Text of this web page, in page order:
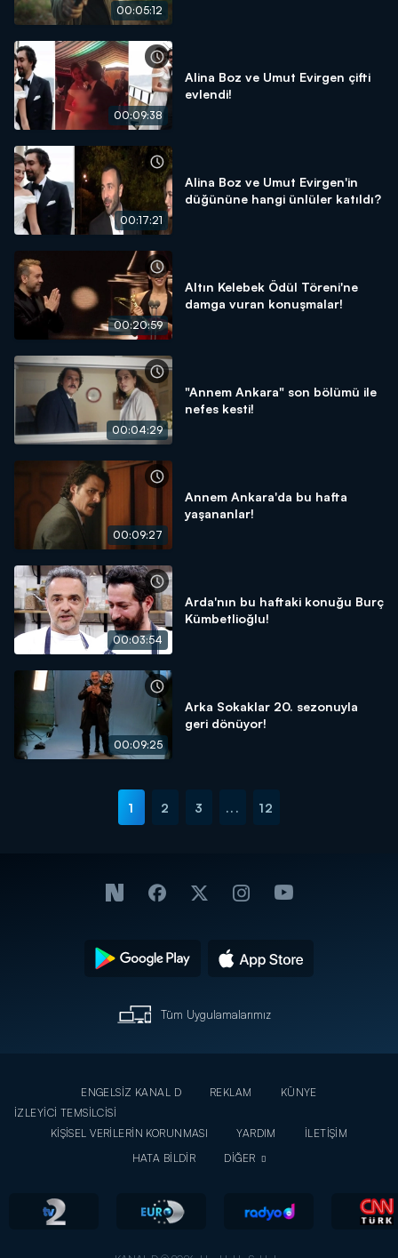
00:05:12
00:09:38
Alina Boz ve Umut Evirgen çifti
evlendi!
00:17:21
Alina Boz ve Umut Evirgen'in
düğününe hangi ünlüler katıldı?
00:20:59
Altın Kelebek Ödül Töreni'ne
damga vuran konuşmalar!
00:04:29
"Annem Ankara" son bölümü ile
nefes kesti!
00:09:27
Annem Ankara'da bu hafta
yaşananlar!
00:03:54
Arda'nın bu haftaki konuğu Burç
Kümbetlioğlu!
00:09:25
Arka Sokaklar 20. sezonuyla
geri dönüyor!
1 2 3 ... 12
Tüm Uygulamalarımız
ENGELSİZ KANAL D REKLAM
KÜNYE
İZLEYİCİ TEMSİLCİSİ
KİŞİSEL VERİLERİN KORUNMASI
YARDIM
İLETİŞİM
HATA BİLDİR
DİĞER